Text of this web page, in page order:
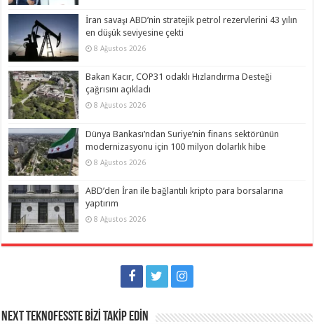
İran savaşı ABD’nin stratejik petrol rezervlerini 43 yılın
en düşük seviyesine çekti
8 Ağustos 2026
Bakan Kacır, COP31 odaklı Hızlandırma Desteği
çağrısını açıkladı
8 Ağustos 2026
Dünya Bankası’ndan Suriye’nin finans sektörünün
modernizasyonu için 100 milyon dolarlık hibe
8 Ağustos 2026
ABD’den İran ile bağlantılı kripto para borsalarına
yaptırım
8 Ağustos 2026
NEXT TEKNOFESSTE BİZİ TAKİP EDİN